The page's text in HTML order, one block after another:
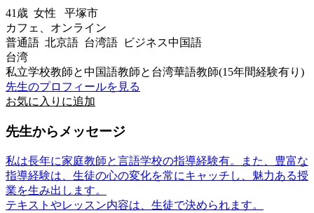
41歳 女性 平塚市
カフェ、オンライン
普通語 北京語 台湾語 ビジネス中国語
台湾
私立学校教師と中国語教師と台湾華語教師(15年間経験有り)
先生のプロフィールを見る
お気に入りに追加
先生からメッセージ
私は長年に家庭教師と言語学校の指導経験有。また、豊富な
指導経験は、生徒の心の変化を常にキャッチし、魅力ある授
業を生み出します。
テキストやレッスン内容は、生徒で決められます。